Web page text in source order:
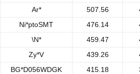
Ar* 507.56
Ni*ptoSMT 476.14
\N* 459.47
Zy*V 439.26
BG*D056WDGK 415.18